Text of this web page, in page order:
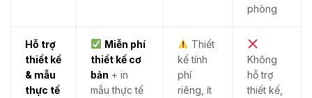
phòng
Hỗ trợ
thiết kế
& mẫu
thực tế
Miễn phí
thiết kế cơ
bản + in
mẫu thực tế
Thiết
kế tính
phí
riêng, ít
Không
hỗ trợ
thiết kế,